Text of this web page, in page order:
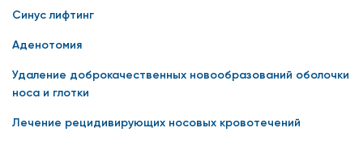
Синус лифтинг
Аденотомия
Удаление доброкачественных новообразований оболочки
носа и глотки
Лечение рецидивирующих носовых кровотечений